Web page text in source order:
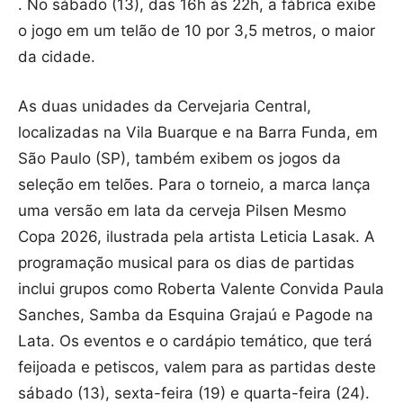
. No sábado (13), das 16h às 22h, a fábrica exibe
o jogo em um telão de 10 por 3,5 metros, o maior
da cidade.
As duas unidades da Cervejaria Central,
localizadas na Vila Buarque e na Barra Funda, em
São Paulo (SP), também exibem os jogos da
seleção em telões. Para o torneio, a marca lança
uma versão em lata da cerveja Pilsen Mesmo
Copa 2026, ilustrada pela artista Leticia Lasak. A
programação musical para os dias de partidas
inclui grupos como Roberta Valente Convida Paula
Sanches, Samba da Esquina Grajaú e Pagode na
Lata. Os eventos e o cardápio temático, que terá
feijoada e petiscos, valem para as partidas deste
sábado (13), sexta-feira (19) e quarta-feira (24).